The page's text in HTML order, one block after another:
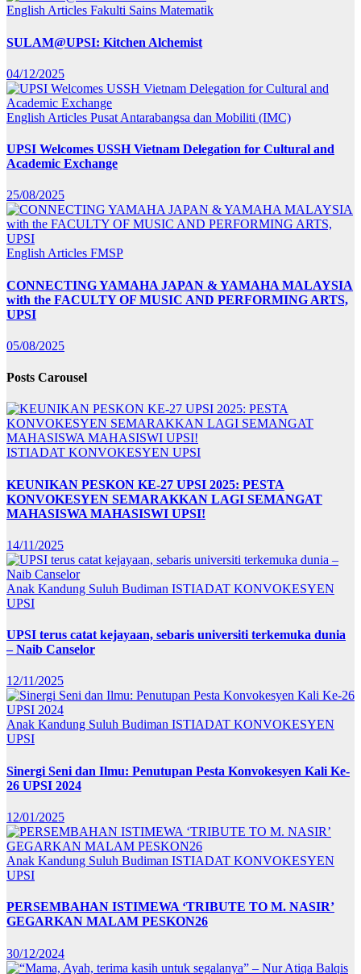
English Articles Fakulti Sains Matematik
SULAM@UPSI: Kitchen Alchemist
04/12/2025
English Articles Pusat Antarabangsa dan Mobiliti (IMC)
UPSI Welcomes USSH Vietnam Delegation for Cultural and
Academic Exchange
25/08/2025
English Articles FMSP
CONNECTING YAMAHA JAPAN & YAMAHA MALAYSIA
with the FACULTY OF MUSIC AND PERFORMING ARTS,
UPSI
05/08/2025
Posts Carousel
ISTIADAT KONVOKESYEN UPSI
KEUNIKAN PESKON KE-27 UPSI 2025: PESTA
KONVOKESYEN SEMARAKKAN LAGI SEMANGAT
MAHASISWA MAHASISWI UPSI!
14/11/2025
Anak Kandung Suluh Budiman ISTIADAT KONVOKESYEN
UPSI
UPSI terus catat kejayaan, sebaris universiti terkemuka dunia
– Naib Canselor
12/11/2025
Anak Kandung Suluh Budiman ISTIADAT KONVOKESYEN
UPSI
Sinergi Seni dan Ilmu: Penutupan Pesta Konvokesyen Kali Ke-
26 UPSI 2024
12/01/2025
Anak Kandung Suluh Budiman ISTIADAT KONVOKESYEN
UPSI
PERSEMBAHAN ISTIMEWA ‘TRIBUTE TO M. NASIR’
GEGARKAN MALAM PESKON26
30/12/2024